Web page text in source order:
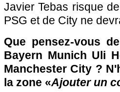
Javier Tebas risque
PSG et de City ne
Que pensez-vous
Bayern Munich Uli
Manchester City ?
la zone «Ajouter un